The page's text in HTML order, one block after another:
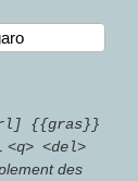
{{gras}}
<q> <del>
des